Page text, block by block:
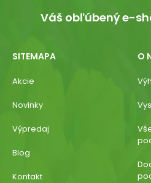
Váš obľúbený e-
SITEMAPA
Akcie
Novinky
Výpredaj
Blog
Kontakt
O